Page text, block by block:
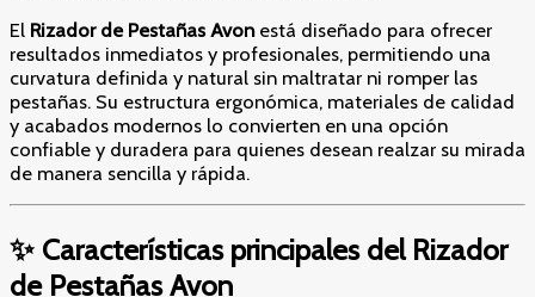
El Rizador de Pestañas Avonestá diseñado para ofrecer
resultados inmediatos y profesionales, permitiendo una
curvatura definida y natural sin maltratar ni romper las
pestañas. Su estructura ergonómica, materiales de calidad
y acabados modernos lo convierten en una opción
confiable y duradera para quienes desean realzar su mirada
de manera sencilla y rápida.
✨ Características principales del Rizador
de Pestañas Avon